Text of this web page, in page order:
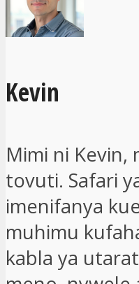
Kevin
Mimi ni Kevin,
tovuti. Safari
imenifanya
muhimu
kabla ya